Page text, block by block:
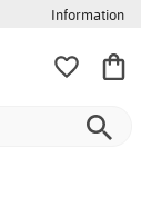
Information